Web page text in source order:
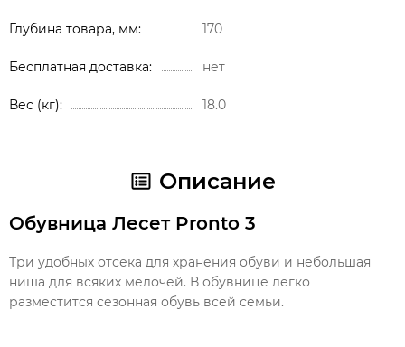
Глубина товара, мм 170
Бесплатная доставка нет
Вес (кг) 18.0
Описание
Обувница Лесет Pronto 3
Три удобных отсека для хранения обуви и небольшая
ниша для всяких мелочей. В обувнице легко
разместится сезонная обувь всей семьи.